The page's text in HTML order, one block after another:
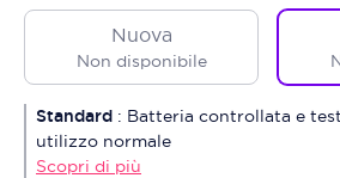
Nuova
Non disponibile
Standard : Batteria controllata e
utilizzo normale
Scopri di più